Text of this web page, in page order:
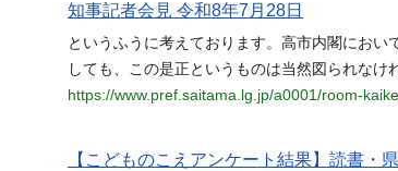
知事記者会見 令和8年7月28日
というふうに考えております。高市内閣におい
しても、この是正というものは当然図られなけ
https://www.pref.saitama.lg.jp/a0001/room-
【こどものこえアンケート結果】読書・